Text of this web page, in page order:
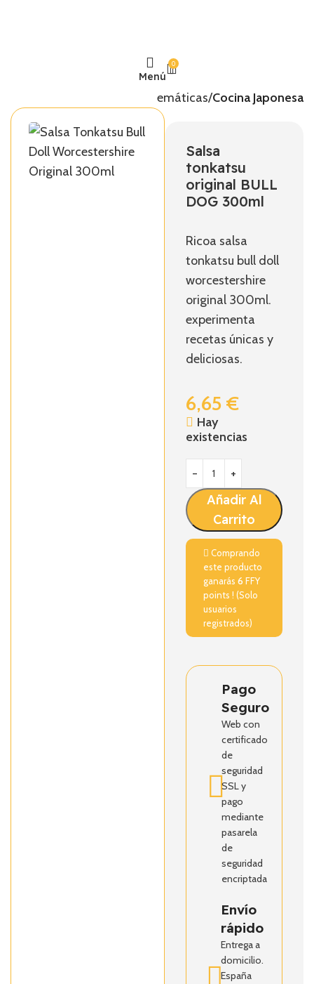
Menú
0
Temáticas Cocina Japonesa
Salsa
tonkatsu
original BULL
DOG 300ml
Ricoa salsa
tonkatsu bull doll
worcestershire
original 300ml.
experimenta
recetas únicas y
deliciosas.
6,65€
Hay
existencias
Añadir Al
Carrito
Comprando
este producto
ganarás6 FFY
points ! (Solo
usuarios
registrados)
Pago
Seguro
Web con
certificado
de
seguridad
SSL y
pago
mediante
pasarela
de
seguridad
encriptada
Envío
rápido
Entrega a
domicilio.
España